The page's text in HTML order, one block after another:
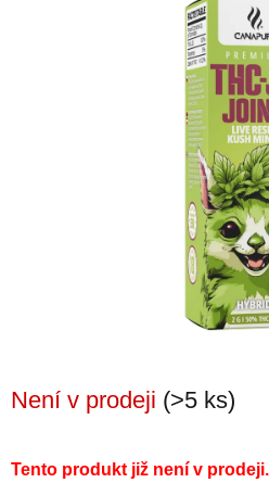
Není v prodeji (>5 ks)
Tento produkt již není v